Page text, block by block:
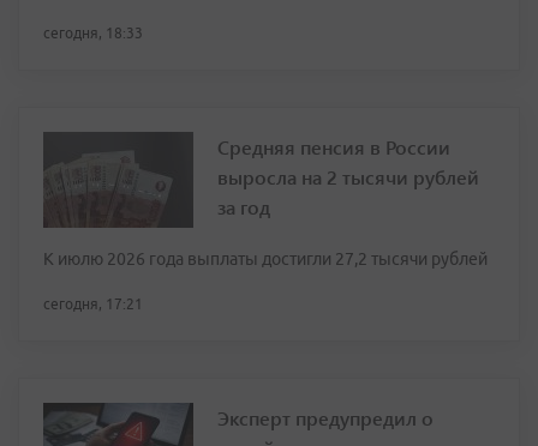
сегодня, 18:33
Средняя пенсия в России
выросла на 2 тысячи рублей
за год
К июлю 2026 года выплаты достигли 27,2 тысячи рублей
сегодня, 17:21
Эксперт предупредил о